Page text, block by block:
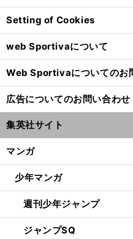
Setting of Cookies
web Sportivaについて
Web Sportivaについてのお
広告についてのお問い合わせ
集英社サイト
マンガ
少年マンガ
週刊少年ジャンプ
ジャンプSQ